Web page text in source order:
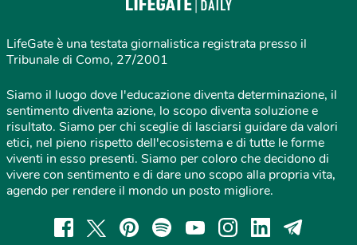
LifeGate è una testata giornalistica registrata presso il
Tribunale di Como, 27/2001
Siamo il luogo dove l'educazione diventa determinazione, il
sentimento diventa azione, lo scopo diventa soluzione e
risultato. Siamo per chi sceglie di lasciarsi guidare da valori
etici, nel pieno rispetto dell'ecosistema e di tutte le forme
viventi in esso presenti. Siamo per coloro che decidono di
vivere con sentimento e di dare uno scopo alla propria vita,
agendo per rendere il mondo un posto migliore.